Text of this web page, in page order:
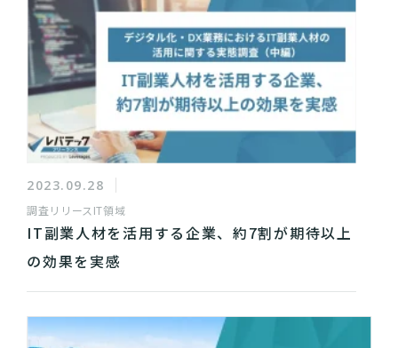
2023.09.28
調査リリース IT領域
IT副業人材を活用する企業、約7割が期待以上
の効果を実感